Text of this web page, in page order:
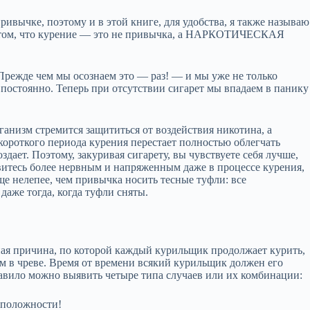
поэтому и в этой книге, для удобства, я также называю
том, что курение — это не привычка, а НАРКОТИЧЕСКАЯ
чем мы осознаем это — раз! — и мы уже не только
Теперь при отсутствии сигарет мы впадаем в панику
стремится защититься от воздействия никотина, а
периода курения перестает полностью облегчать
Поэтому, закуривая сигарету, вы чувствуете себя лучше,
более нервным и напряженным даже в процессе курения,
чем привычка носить тесные туфли: все
тогда, когда туфли сняты.
причина, по которой каждый курильщик продолжает курить,
чреве. Время от времени всякий курильщик должен его
можно выявить четыре типа случаев или их комбинации: